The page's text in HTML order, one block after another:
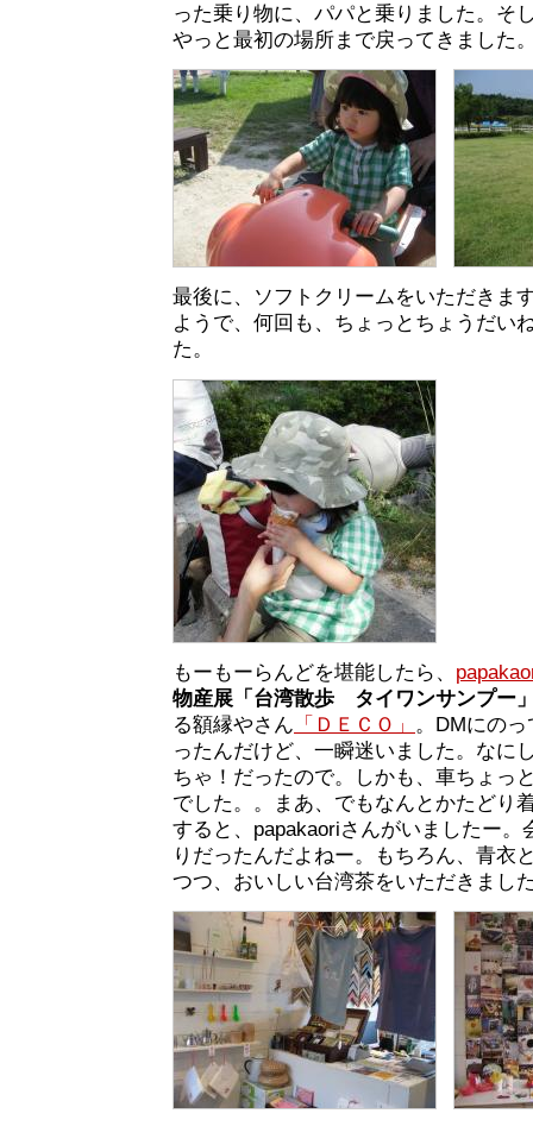
った乗り物に、パパと乗りました。そ
やっと最初の場所まで戻ってきました
最後に、ソフトクリームをいただきま
ようで、何回も、ちょっとちょうだい
た。
もーもーらんどを堪能したら、
物産展「台湾散歩 タイワンサンプー
る額縁やさん 「ＤＥＣＯ」
。DMにの
ったんだけど、一瞬迷いました。なに
ちゃ！だったので。しかも、車ちょっ
でした。。まあ、でもなんとかたどり
すると、papakaoriさんがいましたー。
りだったんだよねー。もちろん、青衣
つつ、おいしい台湾茶をいただきまし